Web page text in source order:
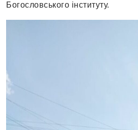
Богословського інституту.